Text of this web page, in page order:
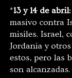
*13 y 14 de abril:
masivo contra
misiles. Israel,
Jordania y
estos, pero las
son alcanzadas.